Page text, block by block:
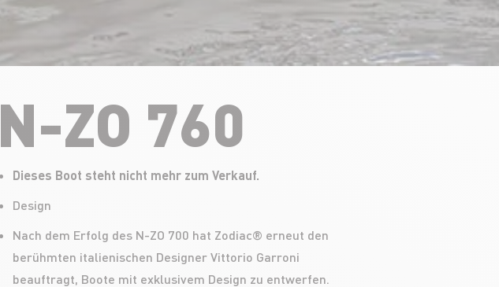
N-ZO 760
Dieses Boot steht nicht mehr zum Verkauf.
Design
Nach dem Erfolg des N-ZO 700 hat Zodiac® erneut den
berühmten italienischen Designer Vittorio Garroni
beauftragt, Boote mit exklusivem Design zu entwerfen.